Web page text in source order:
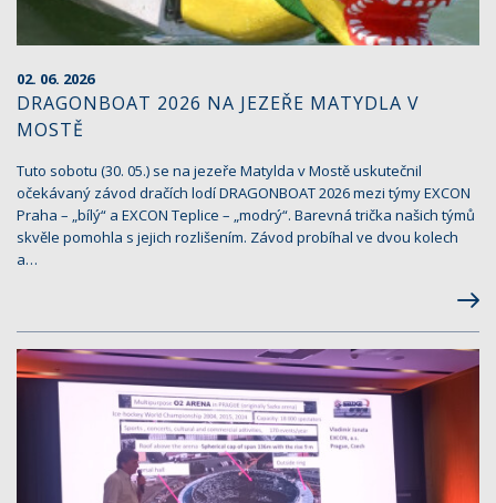
02. 06. 2026
DRAGONBOAT 2026 NA JEZEŘE MATYDLA V
MOSTĚ
Tuto sobotu (30. 05.) se na jezeře Matylda v Mostě uskutečnil
očekávaný závod dračích lodí DRAGONBOAT 2026 mezi týmy EXCON
Praha – „bílý“ a EXCON Teplice – „modrý“. Barevná trička našich týmů
skvěle pomohla s jejich rozlišením. Závod probíhal ve dvou kolech
a…